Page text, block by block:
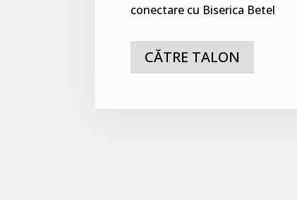
conectare cu Biserica Betel
CĂTRE TALON